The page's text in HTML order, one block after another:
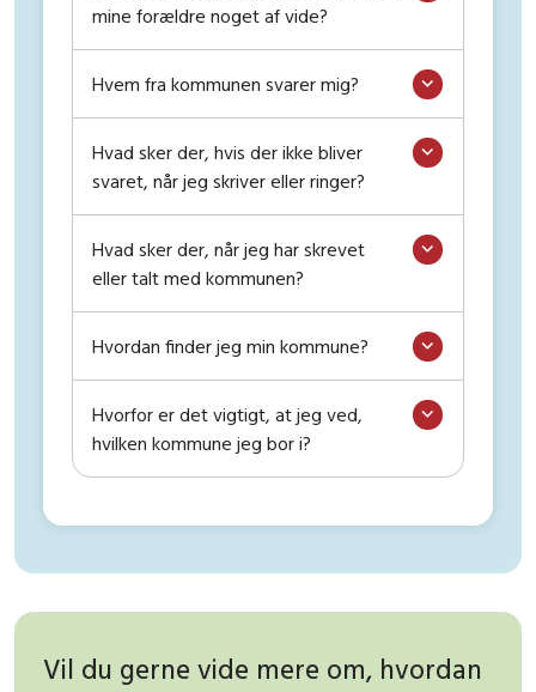
mine forældre noget af vide?
Hvem fra kommunen svarer mig?
Hvad sker der, hvis der ikke bliver
svaret, når jeg skriver eller ringer?
Hvad sker der, når jeg har skrevet
eller talt med kommunen?
Hvordan finder jeg min kommune?
Hvorfor er det vigtigt, at jeg ved,
hvilken kommune jeg bor i?
Vil du gerne vide mere om, hvordan